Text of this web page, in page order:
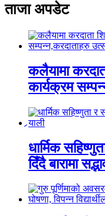
ताजा अपडेट
कलैयामा
कार्यक्रम
धार्मिक
दिँदै बारामा